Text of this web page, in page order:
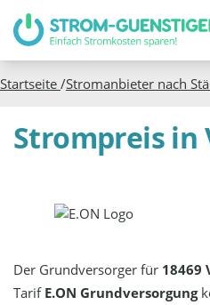
Startseite /Stromanbieter nach
Strompreis in
Der Grundversorger für 18469
Tarif E.ON Grundversorgung